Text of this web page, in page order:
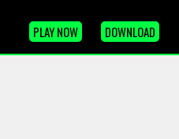
PLAY NOW DOWNLOAD